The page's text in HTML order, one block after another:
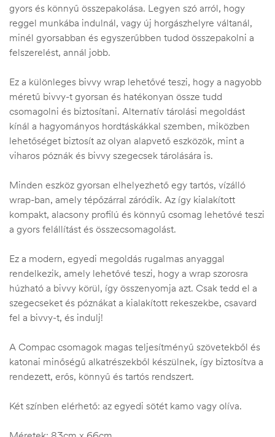
gyors és könnyű összepakolása. Legyen szó arról, hogy
reggel munkába indulnál, vagy új horgászhelyre váltanál,
minél gyorsabban és egyszerűbben tudod összepakolni a
felszerelést, annál jobb.
Ez a különleges bivvy wrap lehetővé teszi, hogy a nagyobb
méretű bivvy-t gyorsan és hatékonyan össze tudd
csomagolni és biztosítani. Alternatív tárolási megoldást
kínál a hagyományos hordtáskákkal szemben, miközben
lehetőséget biztosít az olyan alapvető eszközök, mint a
viharos póznák és bivvy szegecsek tárolására is.
Minden eszköz gyorsan elhelyezhető egy tartós, vízálló
wrap-ban, amely tépőzárral záródik. Az így kialakított
kompakt, alacsony profilú és könnyű csomag lehetővé teszi
a gyors felállítást és összecsomagolást.
Ez a modern, egyedi megoldás rugalmas anyaggal
rendelkezik, amely lehetővé teszi, hogy a wrap szorosra
húzható a bivvy körül, így összenyomja azt. Csak tedd el a
szegecseket és póznákat a kialakított rekeszekbe, csavard
fel a bivvy-t, és indulj!
A Compac csomagok magas teljesítményű szövetekből és
katonai minőségű alkatrészekből készülnek, így biztosítva a
rendezett, erős, könnyű és tartós rendszert.
Két színben elérhető: az egyedi sötét kamo vagy olíva.